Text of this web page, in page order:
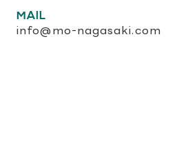
MAIL
info@mo-nagasaki.com